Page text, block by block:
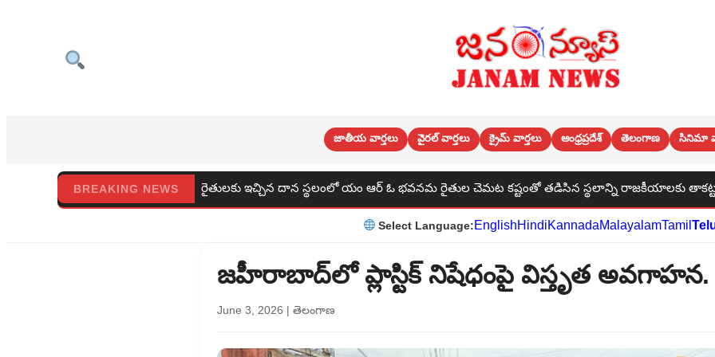
జాతీయ వార్తలు వైరల్ వార్తలు క్రైమ్ వార్తలు ఆంధ్రప్రదేశ్ తెలంగాణ సినిమా
BREAKING NEWS
రైతులకు ఇచ్చిన దాన స్థలంలో యం ఆర్ ఓ భవనమ రైతుల చెమట కష్టంతో తడిసిన స్థలాన్ని రాజకీయాలకు తాకట్టు పెడతారా
Select Language:EnglishHindiKannadaMalayalamTamil
జహీరాబాద్‌లో ప్లాస్టిక్ నిషేధంపై విస్తృత అవగాహన.
June 3, 2026 | తెలంగాణ